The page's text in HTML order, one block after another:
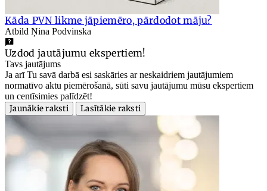
Kāda PVN likme jāpiemēro, pārdodot māju?
Atbild Ņina Podvinska
Uzdod jautājumu ekspertiem!
Tavs jautājums
Ja arī Tu savā darbā esi saskāries ar neskaidriem jautājumiem
normatīvo aktu piemērošanā, sūti savu jautājumu mūsu ekspertiem
un centīsimies palīdzēt!
Jaunākie raksti
Lasītākie raksti